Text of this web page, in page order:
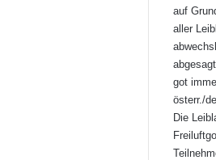
auf
aller
got
österr./
Die